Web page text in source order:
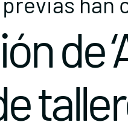
de